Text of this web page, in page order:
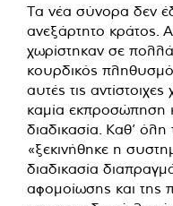
Τα νέα σύνορα δεν
ανεξάρτητο κράτος.
χωρίστηκαν σε
κουρδικός
αυτές τις
καμία εκπροσώπηση
διαδικασία. Καθ’
«ξεκινήθηκε η
διαδικασία
αφομοίωσης και της